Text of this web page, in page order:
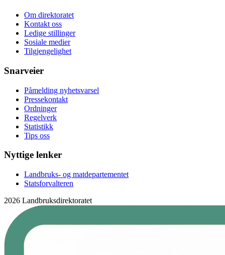
Om direktoratet
Kontakt oss
Ledige stillinger
Sosiale medier
Tilgjengelighet
Snarveier
Påmelding nyhetsvarsel
Pressekontakt
Ordninger
Regelverk
Statistikk
Tips oss
Nyttige lenker
Landbruks- og matdepartementet
Statsforvalteren
2026 Landbruksdirektoratet